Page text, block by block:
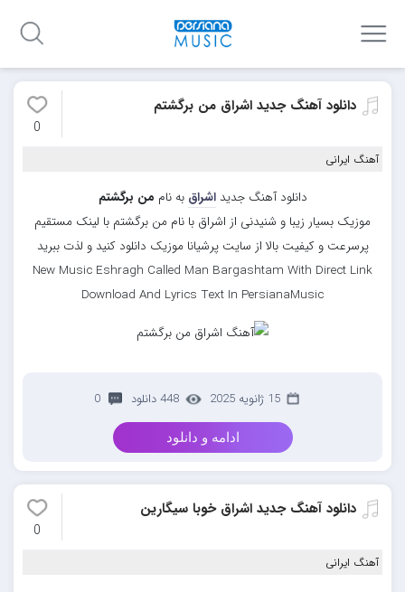
دانلود آهنگ جدید اشراق من برگشتم
0
آهنگ ایرانی
دانلود آهنگ جدیداشراق به نام من برگشتم
موزیک بسیار زیبا و شنیدنی از اشراق با نام من برگشتم با لینک مستقیم
پرسرعت و کیفیت بالا از سایت پرشیانا موزیک دانلود کنید و لذت ببرید
New Music Eshragh Called Man Bargashtam With Direct Link
Download And Lyrics Text In PersianaMusic
15 ژانویه 2025 448 دانلود 0
ادامه و دانلود
دانلود آهنگ جدید اشراق خوبا سیگارین
0
آهنگ ایرانی